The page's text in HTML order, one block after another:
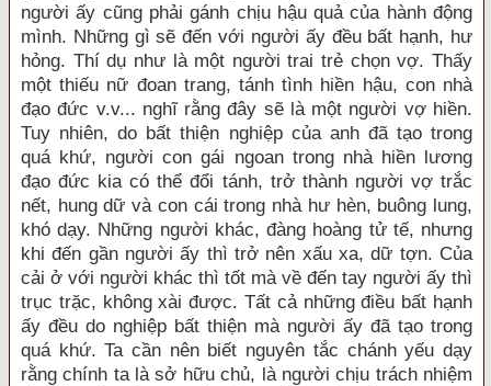
người ấy cũng phải gánh chịu hậu quả của hành động
mình. Những gì sẽ đến với người ấy đều bất hạnh, hư
hỏng. Thí dụ như là một người trai trẻ chọn vợ. Thấy
một thiếu nữ đoan trang, tánh tình hiền hậu, con nhà
đạo đức v.v... nghĩ rằng đây sẽ là một người vợ hiền.
Tuy nhiên, do bất thiện nghiệp của anh đã tạo trong
quá khứ, người con gái ngoan trong nhà hiền lương
đạo đức kia có thể đổi tánh, trở thành người vợ trắc
nết, hung dữ và con cái trong nhà hư hèn, buông lung,
khó dạy. Những người khác, đàng hoàng tử tế, nhưng
khi đến gần người ấy thì trở nên xấu xa, dữ tợn. Của
cải ở với người khác thì tốt mà về đến tay người ấy thì
trục trặc, không xài được. Tất cả những điều bất hạnh
ấy đều do nghiệp bất thiện mà người ấy đã tạo trong
quá khứ. Ta cần nên biết nguyên tắc chánh yếu dạy
rằng chính ta là sở hữu chủ, là người chịu trách nhiệm